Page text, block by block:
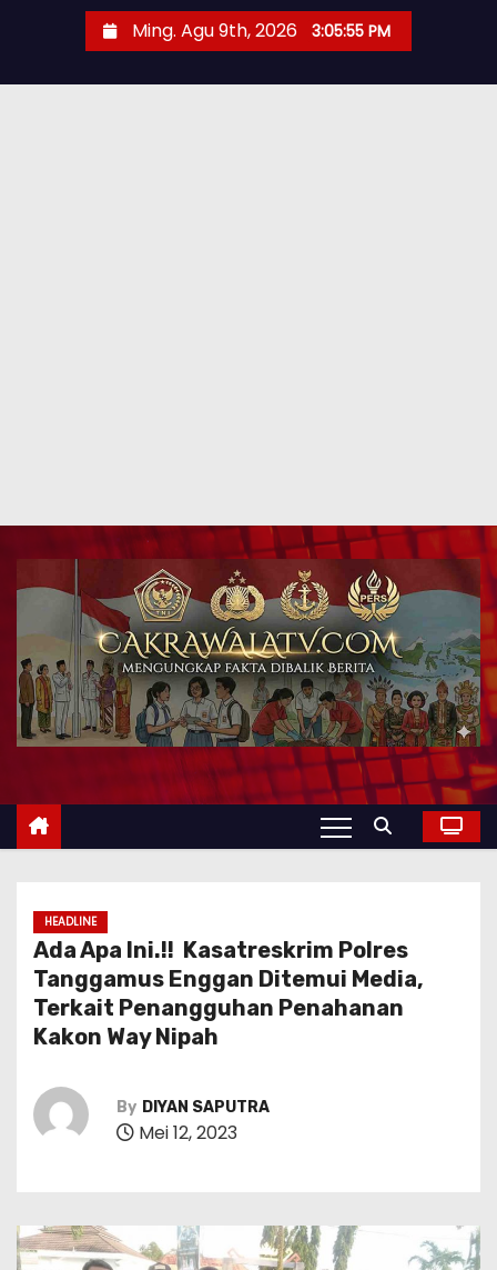
Ming. Agu 9th, 2026 3:05:57 PM
HEADLINE
Ada Apa Ini.!! Kasatreskrim Polres
Tanggamus Enggan Ditemui Media,
Terkait Penangguhan Penahanan
Kakon Way Nipah
By DIYAN SAPUTRA
Mei 12, 2023